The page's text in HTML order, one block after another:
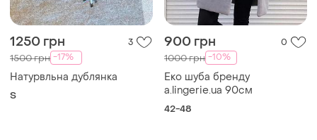
1250 грн 3
1500 грн -17%
Натурвльна дублянка
S
900 грн 0
1000 грн -10%
Еко шуба бренду
a.lingerie.ua 90см
42-48